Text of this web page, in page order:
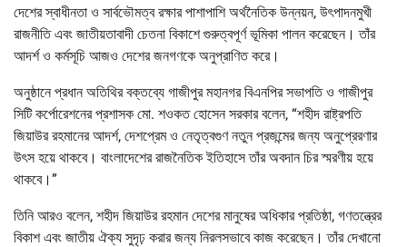
দেশের স্বাধীনতা ও সার্বভৌমত্ব রক্ষার পাশাপাশি অর্থনৈতিক উন্নয়ন, উৎপাদনমুখী
রাজনীতি এবং জাতীয়তাবাদী চেতনা বিকাশে গুরুত্বপূর্ণ ভূমিকা পালন করেছেন। তাঁর
আদর্শ ও কর্মসূচি আজও দেশের জনগণকে অনুপ্রাণিত করে।
অনুষ্ঠানে প্রধান অতিথির বক্তব্যে গাজীপুর মহানগর বিএনপির সভাপতি ও গাজীপুর
সিটি কর্পোরেশনের প্রশাসক মো. শওকত হোসেন সরকার বলেন, “শহীদ রাষ্ট্রপতি
জিয়াউর রহমানের আদর্শ, দেশপ্রেম ও নেতৃত্বগুণ নতুন প্রজন্মের জন্য অনুপ্রেরণার
উৎস হয়ে থাকবে। বাংলাদেশের রাজনৈতিক ইতিহাসে তাঁর অবদান চির স্মরণীয় হয়ে
থাকবে।”
তিনি আরও বলেন, শহীদ জিয়াউর রহমান দেশের মানুষের অধিকার প্রতিষ্ঠা, গণতন্ত্রের
বিকাশ এবং জাতীয় ঐক্য সুদৃঢ় করার জন্য নিরলসভাবে কাজ করেছেন। তাঁর দেখানো